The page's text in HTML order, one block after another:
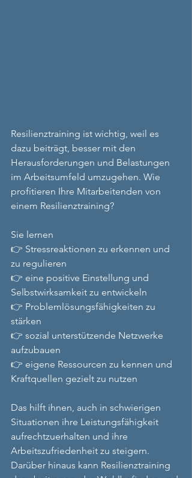
Resilienztraining ist wichtig, weil es
dazu beiträgt, besser mit den
Herausforderungen und Belastungen
im Arbeitsumfeld umzugehen. Wie
profitieren Ihre Mitarbeitenden von
einem Resilienztraining?
Sie lernen
👉 Stressreaktionen zu erkennen und
zu regulieren
👉 eine positive Einstellung und
Selbstwirksamkeit zu entwickeln
👉 Problemlösungsfähigkeiten zu
stärken
👉 sozial unterstützende Netzwerke
aufzubauen
👉 eigene Ressourcen zu kennen und
Kraftquellen gezielt zu nutzen
Das hilft ihnen, auch in schwierigen
Situationen ihre Leistungsfähigkeit
aufrechtzuerhalten und ihre
Arbeitszufriedenheit zu steigern.
Darüber hinaus kann Resilienztraining